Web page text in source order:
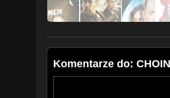
Komentarze do: